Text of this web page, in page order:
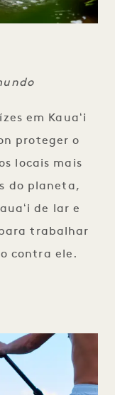
em Kauaʻi
proteger o
locais mais
do planeta,
de lar e
trabalhar
contra ele.